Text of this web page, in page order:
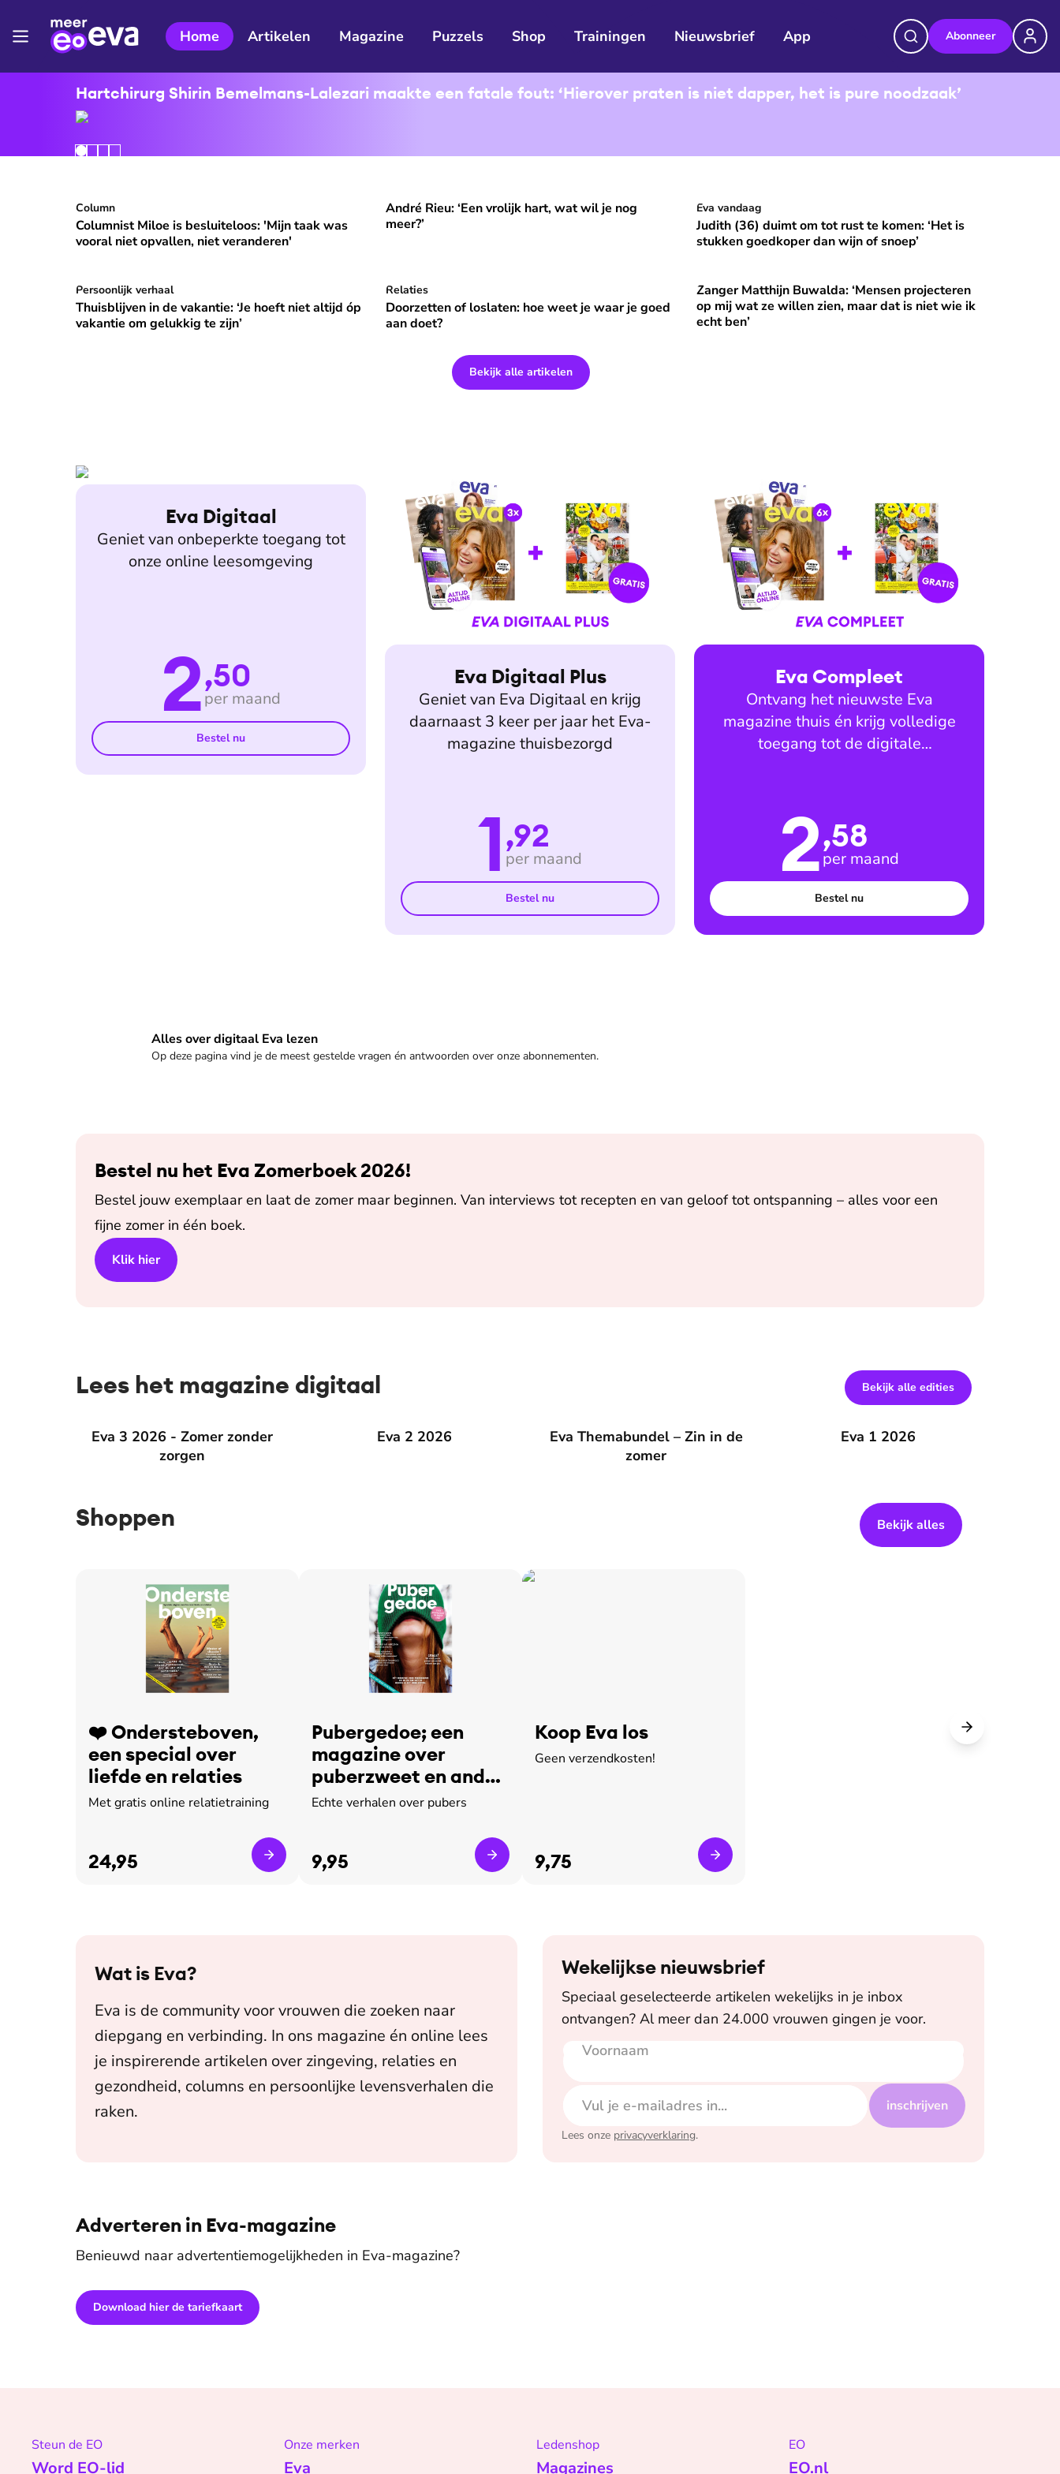
Home Artikelen Magazine Puzzels Shop Trainingen Nieuwsbrief App Abonneer
Hartchirurg Shirin Bemelmans-Lalezari maakte een fatale fout: ‘Hierover praten is niet dapper, het is pure noodzaak’
Columnist Miloe is besluiteloos: 'Mijn taak was vooral niet opvallen, niet veranderen'
⭐ Premium
Column
Columnist Miloe is besluiteloos: 'Mijn taak was
vooral niet opvallen, niet veranderen'
André Rieu: ‘Een vrolijk hart, wat wil je nog meer?’
⭐ Premium
André Rieu: ‘Een vrolijk hart, wat wil je nog
meer?’
Judith (36) duimt om tot rust te komen: ‘Het is stukken
⭐Premium
Eva vandaag
Judith (36) duimt om tot rust te komen: ‘Het is
stukken goedkoper dan wijn of snoep’
Thuisblijven in de vakantie: ‘Je hoeft niet altijd óp vakantie om gelukkig te zijn’
Persoonlijk verhaal
Thuisblijven in de vakantie: ‘Je hoeft niet altijd óp
vakantie om gelukkig te zijn’
Doorzetten of loslaten: hoe weet je waar je goed aan doet?
⭐
Relaties
Doorzetten of loslaten: hoe weet je waar je goed
aan doet?
Zanger Matthijn Buwalda: ‘Mensen projecteren op mij wat ze
⭐Premium
Zanger Matthijn Buwalda: ‘Mensen projecteren
op mij wat ze willen zien, maar dat is niet wie ik
echt ben’
Bekijk alle artikelen
Eva Digitaal
Geniet van onbeperkte toegang tot
onze online leesomgeving
2,50
per maand
Bestel nu
Eva Digitaal Plus
Geniet van Eva Digitaal en krijg
daarnaast 3 keer per jaar het Eva-
magazine thuisbezorgd
1,92
per maand
Bestel nu
Eva Compleet
Ontvang het nieuwste Eva
magazine thuis én krijg volledige
toegang tot de digitale
2,58
per maand
Bestel nu
Alles over digitaal Eva lezen
Op deze pagina vind je de meest gestelde vragen én antwoorden over onze abonnementen.
Veelgestelde vragen
Bestel nu het Eva Zomerboek 2026!
Bestel jouw exemplaar en laat de zomer maar beginnen. Van interviews tot recepten en van geloof tot ontspanning – alles voor een
fijne zomer in één boek.
Klik hier
Lees het magazine digitaal Bekijk alle edities
Eva 3 2026 - Zomer zonder
zorgen
Eva 3 2026 - Zomer zonder zorgen Eva 2 2026
Eva Themabundel – Zin in de
zomer
Eva Themabundel – Zin in de zomer Eva 1 2026
Shoppen Bekijk alles
❤️ Ondersteboven,
een special over
liefde en relaties
Met gratis online relatietraining
24,95
Pubergedoe; een
magazine over
puberzweet en ander
leed
Echte verhalen over pubers
9,95
Koop Eva los
Geen verzendkosten!
9,75
Wat is Eva?
Eva is de community voor vrouwen die zoeken naar
diepgang en verbinding. In ons magazine én online lees
je inspirerende artikelen over zingeving, relaties en
gezondheid, columns en persoonlijke levensverhalen die
raken.
Wekelijkse nieuwsbrief
Speciaal geselecteerde artikelen wekelijks in je inbox
ontvangen? Al meer dan 24.000 vrouwen gingen je voor.
Voornaam
E-mailadres
inschrijven
Lees onze privacyverklaring.
Adverteren in Eva-magazine
Benieuwd naar advertentiemogelijkheden in Eva-magazine?
Download hier de tariefkaart
Steun de EO
Word EO-lid
Onze merken
Eva
Ledenshop
Magazines
EO
EO.nl